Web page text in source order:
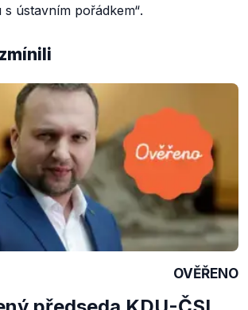
ústavním pořádkem“.
OVĚŘENO